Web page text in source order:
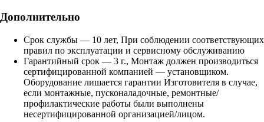
Дополнительно
Срок службы — 10 лет, При соблюдении соответствующих
правил по эксплуатации и сервисному обслуживанию
Гарантийный срок — 3 г., Монтаж должен производиться
сертифицированной компанией — установщиком.
Оборудование лишается гарантии Изготовителя в случае,
если монтажные, пусконаладочные, ремонтные/
профилактические работы были выполнены
несертифицированной организацией/лицом.